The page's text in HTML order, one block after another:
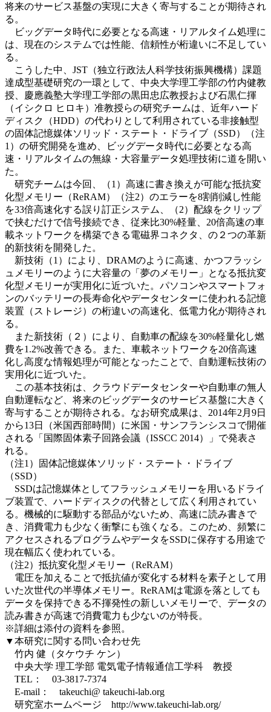
将来のサービス基盤の実現に大きく寄与することが期待され
る。
ビッグデータ時代に必要となる高速・リアルタイム処理に
は、現在のシステムでは性能、信頼性が桁違いに不足してい
る。
こうした中、JST（独立行政法人科学技術振興機構）課題
達成型基礎研究の一環として、中央大学理工学部の竹内健教
授、慶應義塾大学理工学部の黒田忠広教授および石黒仁揮
（イシクロ ヒロキ）准教授らの研究チームは、近年ハード
ディスク（HDD）の代わりとして利用されている非接触型
の固体記憶媒体ソリッド・ステート・ドライブ（SSD）（注
1）の研究開発を進め、ビッグデータ時代に必要となる高
速・リアルタイムの無線・大容量データ処理技術に道を開い
た。
研究チームは今回、（1）高速に書き換えが可能な抵抗変
化型メモリー（ReRAM）（注2）のエラーを8割削減し性能
を33倍高速化する誤り訂正システム、（2）配線をクリップ
で挟むだけで信号接続でき、従来比30%軽量、20倍高速の車
載ネットワークを構築できる電磁界コネクタ、の２つの革新
的新技術を開発した。
新技術（1）により、DRAMのように高速、かつフラッシ
ュメモリーのように大容量の「夢のメモリー」となる抵抗変
化型メモリーが実用化に近づいた。パソコンやスマートフォ
ンのバッテリーの長寿命化やデータセンターに使われる記憶
装置（ストレージ）の桁違いの高速化、低電力化が期待され
る。
また新技術（２）により、自動車の配線を30%軽量化し燃
費を1.2%改善できる。また、車載ネットワークを20倍高速
化し高度な情報処理が可能となったことで、自動運転技術の
実用化に近づいた。
この基本技術は、クラウドデータセンターや自動車の無人
自動運転など、将来のビッグデータのサービス基盤に大きく
寄与することが期待される。なお研究成果は、2014年2月9日
から13日（米国西部時間）に米国・サンフランシスコで開催
される「国際固体素子回路会議（ISSCC 2014）」で発表さ
れる。
（注1）固体記憶媒体ソリッド・ステート・ドライブ
（SSD）
SSDは記憶媒体としてフラッシュメモリーを用いるドライ
ブ装置で、ハードディスクの代替として広く利用されてい
る。機械的に駆動する部品がないため、高速に読み書きで
き、消費電力も少なく衝撃にも強くなる。このため、頻繁に
アクセスされるプログラムやデータをSSDに保存する用途で
現在幅広く使われている。
（注2）抵抗変化型メモリー（ReRAM）
電圧を加えることで抵抗値が変化する材料を素子として用
いた次世代の半導体メモリー。ReRAMは電源を落としても
データを保持できる不揮発性の新しいメモリーで、データの
読み書きが高速で消費電力も少ないのが特長。
※詳細は添付の資料を参照。
▼本研究に関する問い合わせ先
竹内 健（タケウチ ケン）
中央大学 理工学部 電気電子情報通信工学科 教授
TEL： 03-3817-7374
E-mail： takeuchi@ takeuchi-lab.org
研究室ホームページ http://www.takeuchi-lab.org/